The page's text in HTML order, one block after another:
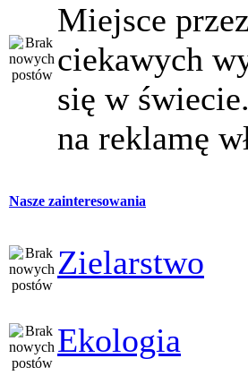
Miejsce
ciekawych
się w
na reklamę
Nasze zainteresowania
Zielarstwo
Ekologia